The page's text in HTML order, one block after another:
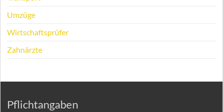
Umzüge
Wirtschaftsprüfer
Zahnärzte
Pflichtangaben